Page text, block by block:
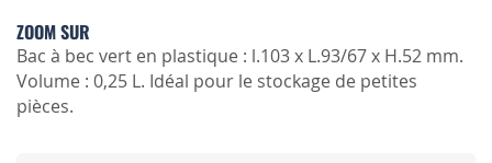
ZOOM SUR
Bac à bec vert en plastique : l.103 x L.93/67 x H.52 mm.
Volume : 0,25 L. Idéal pour le stockage de petites
pièces.